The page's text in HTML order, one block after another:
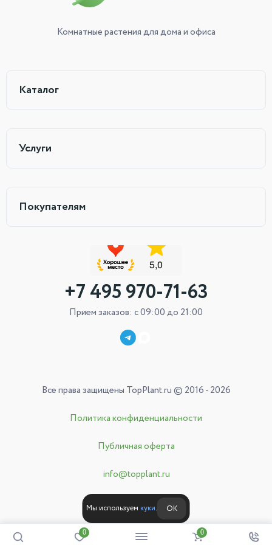
Комнатные растениядля дома и офиса
Каталог
Услуги
Покупателям
+7 495 970-71-63
Прием заказов: с 09:00 до 21:00
Все права защищены TopPlant.ru © 2016 - 2026
Политика конфиденциальности
Публичная оферта
info@topplant.ru
0 0
Мы используем куки. ОК